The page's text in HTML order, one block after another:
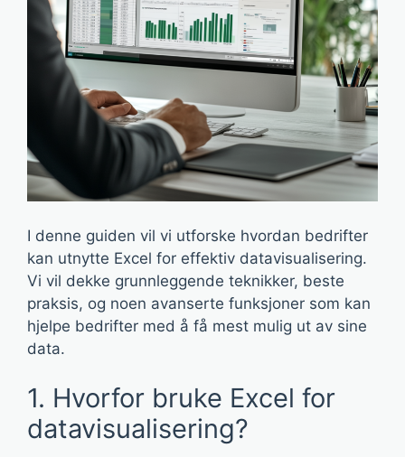
I denne guiden vil vi utforske hvordan bedrifter
kan utnytte Excel for effektiv datavisualisering.
Vi vil dekke grunnleggende teknikker, beste
praksis, og noen avanserte funksjoner som kan
hjelpe bedrifter med å få mest mulig ut av sine
data.
1. Hvorfor bruke Excel for
datavisualisering?